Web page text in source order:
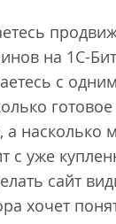
на 1С-
с
а насколько
с уже
сайт
хочет